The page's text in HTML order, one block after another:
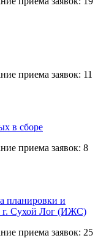
приема заявок: 11
в сборе
приема заявок: 8
планировки и
г. Сухой Лог (ИЖС)
приема заявок: 25